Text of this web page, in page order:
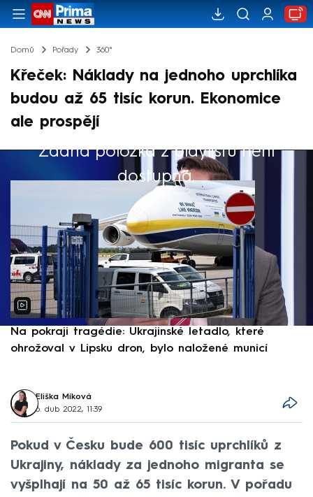
Domů Pořady 360°
Křeček: Náklady na jednoho uprchlíka
budou až 65 tisíc korun. Ekonomice
ale prospějí
Žádná položka z playlistu není
dostupná.
Výběr redakce
Na pokraji tragédie: Ukrajinské letadlo, které
ohrožoval v Lipsku dron, bylo naložené municí
Eliška Míková
6. dub 2022, 11:39
Pokud v Česku bude 600 tisíc uprchlíků z
Ukrajiny, náklady za jednoho migranta se
vyšplhají na 50 až 65 tisíc korun. V pořadu